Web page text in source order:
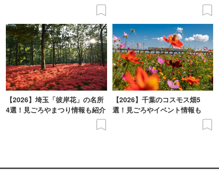
【2026】埼玉「彼岸花」の名所
4選！見ごろやまつり情報も紹介
【2026】千葉のコスモス畑5
選！見ごろやイベント情報も